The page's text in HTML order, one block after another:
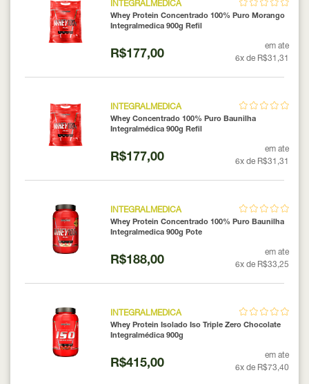
INTEGRALMEDICA
Whey Protein Concentrado 100% Puro Morango
Integralmedica 900g Refil
R$177,00
em ate
6x de R$31,31
INTEGRALMEDICA
Whey Concentrado 100% Puro Baunilha
Integralmédica 900g Refil
R$177,00
em ate
6x de R$31,31
INTEGRALMEDICA
Whey Protein Concentrado 100% Puro Baunilha
Integralmedica 900g Pote
R$188,00
em ate
6x de R$33,25
INTEGRALMEDICA
Whey Protein Isolado Iso Triple Zero Chocolate
Integralmédica 900g
R$415,00
em ate
6x de R$73,40